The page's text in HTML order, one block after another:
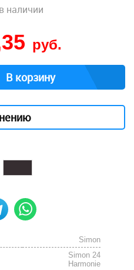
наличии
руб.
В корзину
Simon
Simon 24
Harmonie